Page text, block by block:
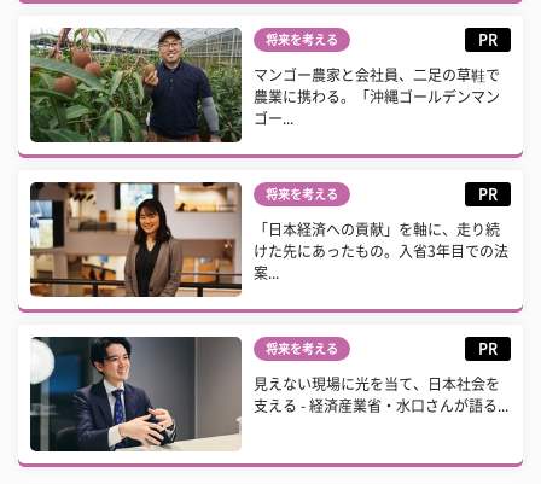
将来を考える PR
マンゴー農家と会社員、二足の草鞋で
農業に携わる。「沖縄ゴールデンマン
ゴー...
将来を考える PR
「日本経済への貢献」を軸に、走り続
けた先にあったもの。入省3年目での法
案...
将来を考える PR
見えない現場に光を当て、日本社会を
支える - 経済産業省・水口さんが語る...